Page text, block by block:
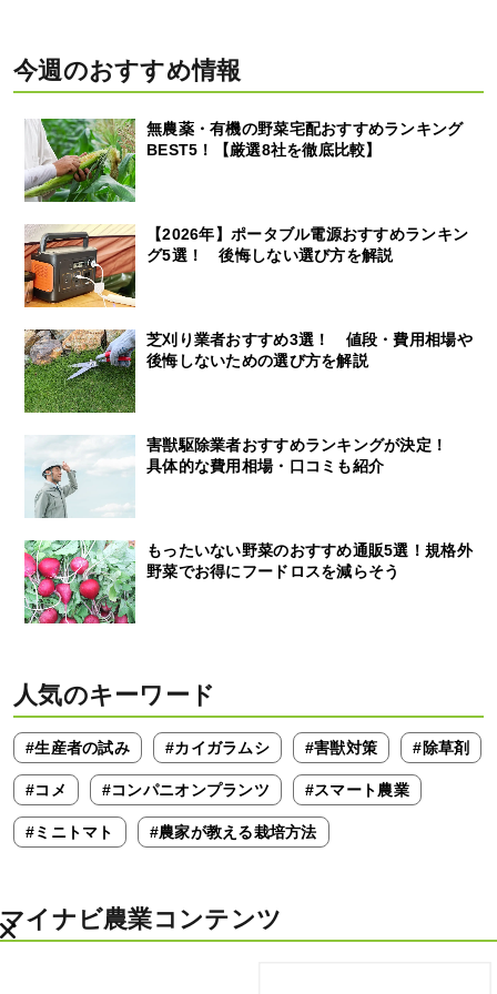
今週のおすすめ情報
無農薬・有機の野菜宅配おすすめランキング
BEST5！【厳選8社を徹底比較】
【2026年】ポータブル電源おすすめランキン
グ5選！ 後悔しない選び方を解説
芝刈り業者おすすめ3選！ 値段・費用相場や
後悔しないための選び方を解説
害獣駆除業者おすすめランキングが決定！
具体的な費用相場・口コミも紹介
もったいない野菜のおすすめ通販5選！規格外
野菜でお得にフードロスを減らそう
人気のキーワード
#生産者の試み #カイガラムシ #害獣対策 #除草剤
#コメ #コンパニオンプランツ #スマート農業
#ミニトマト #農家が教える栽培方法
マイナビ農業コンテンツ